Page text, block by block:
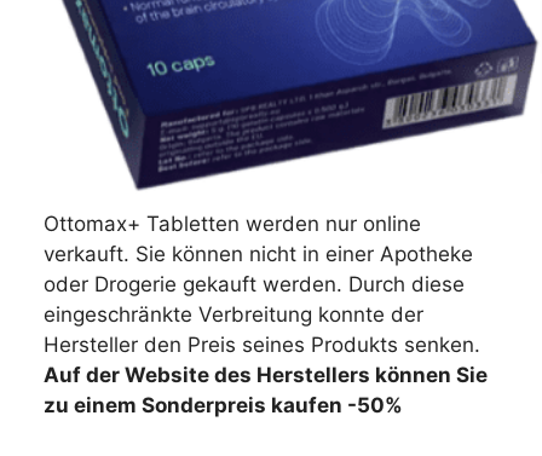
Ottomax+ Tabletten werden nur online
verkauft. Sie können nicht in einer Apotheke
oder Drogerie gekauft werden. Durch diese
eingeschränkte Verbreitung konnte der
Hersteller den Preis seines Produkts senken.
Auf der Website des Herstellers können Sie
zu einem Sonderpreis kaufen -50%